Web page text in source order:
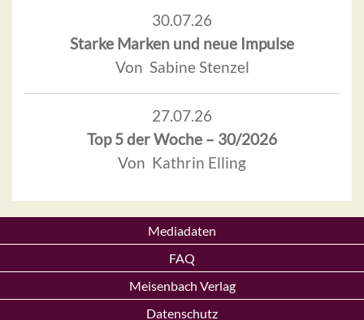
30.07.26
Starke Marken und neue Impulse
Von Sabine Stenzel
27.07.26
Top 5 der Woche – 30/2026
Von Kathrin Elling
Mediadaten
FAQ
Meisenbach Verlag
Datenschutz